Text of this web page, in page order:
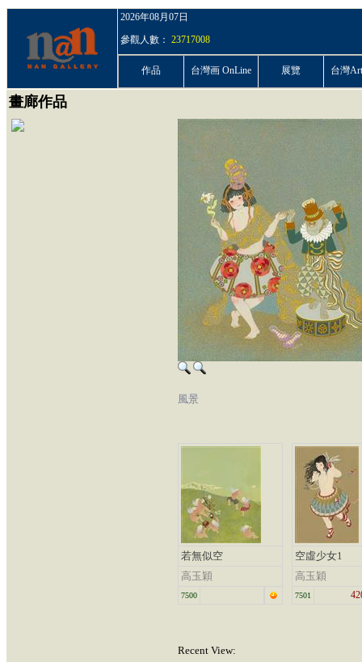
2026年08月07日
參觀人數： 23717008
作品 台灣画 OnLine 展覽 台灣
畫廊作品
風景
若無似空
高玉穎
7500
空虛少女1
高玉穎
7501
Recent View: